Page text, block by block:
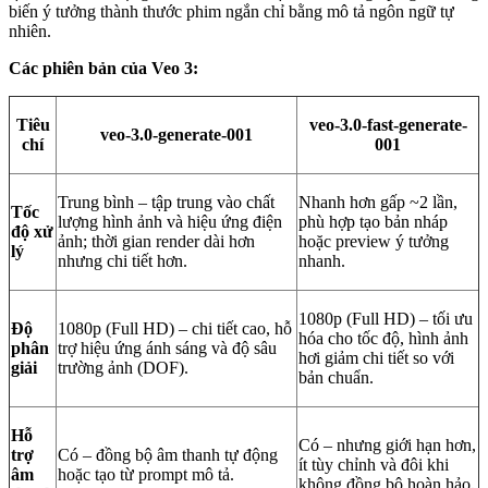
biến ý tưởng thành thước phim ngắn chỉ bằng mô tả ngôn ngữ tự
nhiên.
Các phiên bản của Veo 3:
Tiêu
chí
veo-3.0-generate-001
veo-3.0-fast-generate-
001
Tốc
độ xử
lý
Trung bình – tập trung vào chất
lượng hình ảnh và hiệu ứng điện
ảnh; thời gian render dài hơn
nhưng chi tiết hơn.
Nhanh hơn gấp ~2 lần,
phù hợp tạo bản nháp
hoặc preview ý tưởng
nhanh.
Độ
phân
giải
1080p (Full HD) – chi tiết cao, hỗ
trợ hiệu ứng ánh sáng và độ sâu
trường ảnh (DOF).
1080p (Full HD) – tối ưu
hóa cho tốc độ, hình ảnh
hơi giảm chi tiết so với
bản chuẩn.
Hỗ
trợ
âm
Có – đồng bộ âm thanh tự động
hoặc tạo từ prompt mô tả.
Có – nhưng giới hạn hơn,
ít tùy chỉnh và đôi khi